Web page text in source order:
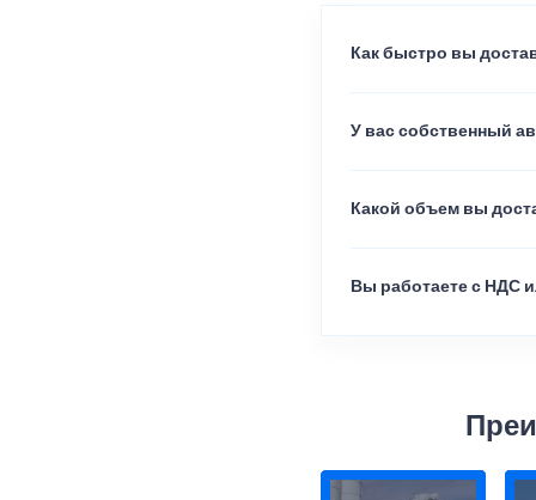
Как быстро вы
У вас собственный
Какой объем вы
Вы работаете с НДС